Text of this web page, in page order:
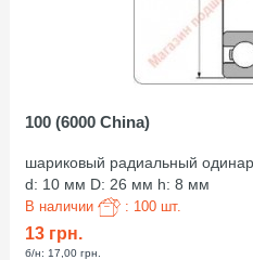
100 (6000 China)
шариковый радиальный
d: 10 мм D: 26 мм h: 8 мм
В наличии : 100 шт.
13 грн.
б/н: 17,00 грн.